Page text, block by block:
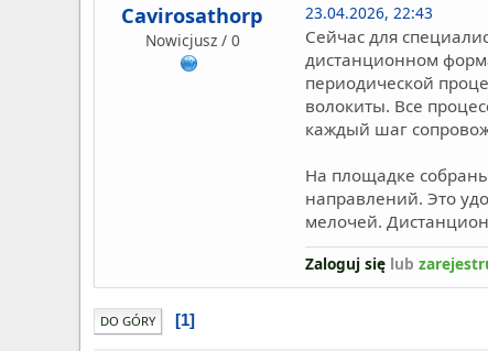
Cavirosathorp
Nowicjusz / 0
23.04.2026, 22:43
Сейчас для
дистанционном
периодической
волокиты. Все
каждый шаг
На площадке
направлений. Это
мелочей.
Zaloguj się lub
DO GÓRY 1